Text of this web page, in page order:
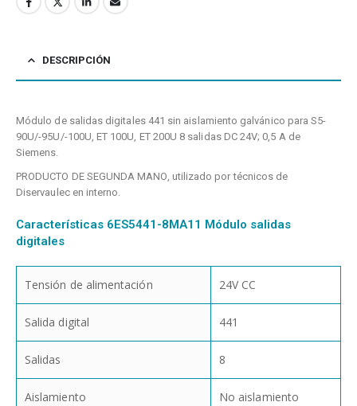
DESCRIPCIÓN
Módulo de salidas digitales 441 sin aislamiento galvánico para S5-
90U/-95U/-100U, ET 100U, ET 200U 8 salidas DC 24V; 0,5 A de
Siemens.
PRODUCTO DE SEGUNDA MANO, utilizado por técnicos de
Diservaulec en interno.
Características 6ES5441-8MA11 Módulo salidas
digitales
Tensión de alimentación 24V CC
Salida digital 441
Salidas 8
Aislamiento No aislamiento